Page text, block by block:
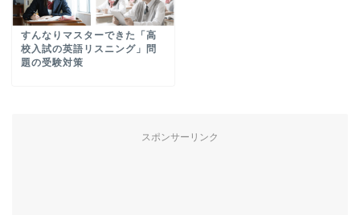
すんなりマスターできた「高
校入試の英語リスニング」問
題の受験対策
スポンサーリンク